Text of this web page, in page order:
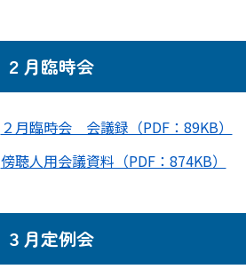
２月臨時会
２月臨時会 会議録（PDF：89KB）
傍聴人用会議資料（PDF：874KB）
３月定例会